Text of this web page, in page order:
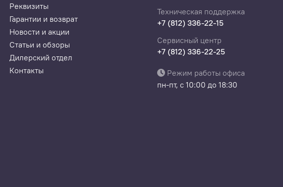
Реквизиты
Гарантии и возврат
Новости и акции
Статьи и обзоры
Дилерский отдел
Контакты
Техническая поддержка
+7 (812) 336-22-15
Сервисный центр
+7 (812) 336-22-25
Режим работы офиса
пн-пт, с 10:00 до 18:30